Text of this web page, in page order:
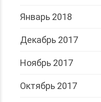
Январь 2018
Декабрь 2017
Ноябрь 2017
Октябрь 2017